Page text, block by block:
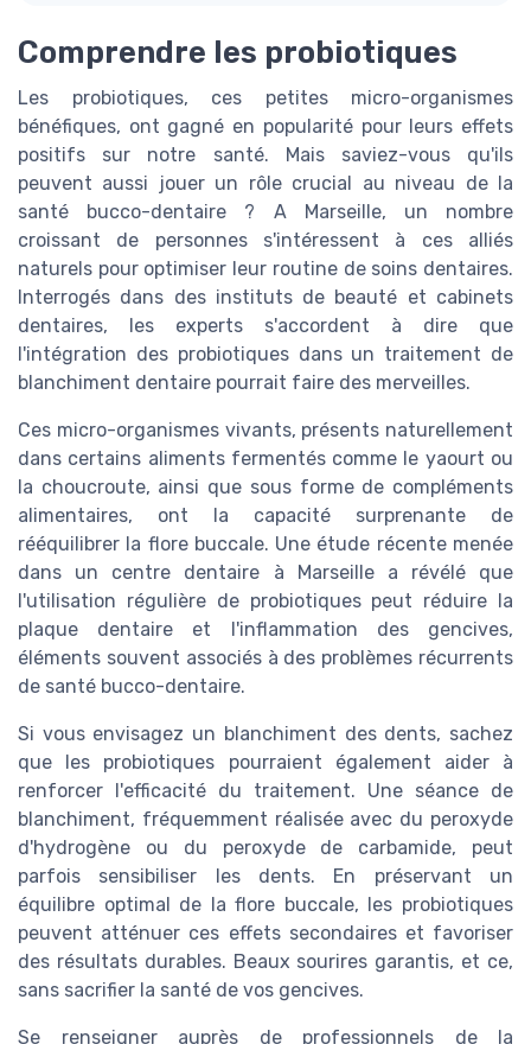
Comprendre les probiotiques
Les probiotiques, ces petites micro-organismes
bénéfiques, ont gagné en popularité pour leurs effets
positifs sur notre santé. Mais saviez-vous qu'ils
peuvent aussi jouer un rôle crucial au niveau de la
santé bucco-dentaire ? A Marseille, un nombre
croissant de personnes s'intéressent à ces alliés
naturels pour optimiser leur routine de soins dentaires.
Interrogés dans des instituts de beauté et cabinets
dentaires, les experts s'accordent à dire que
l'intégration des probiotiques dans un traitement de
blanchiment dentaire pourrait faire des merveilles.
Ces micro-organismes vivants, présents naturellement
dans certains aliments fermentés comme le yaourt ou
la choucroute, ainsi que sous forme de compléments
alimentaires, ont la capacité surprenante de
rééquilibrer la flore buccale. Une étude récente menée
dans un centre dentaire à Marseille a révélé que
l'utilisation régulière de probiotiques peut réduire la
plaque dentaire et l'inflammation des gencives,
éléments souvent associés à des problèmes récurrents
de santé bucco-dentaire.
Si vous envisagez un blanchiment des dents, sachez
que les probiotiques pourraient également aider à
renforcer l'efficacité du traitement. Une séance de
blanchiment, fréquemment réalisée avec du peroxyde
d'hydrogène ou du peroxyde de carbamide, peut
parfois sensibiliser les dents. En préservant un
équilibre optimal de la flore buccale, les probiotiques
peuvent atténuer ces effets secondaires et favoriser
des résultats durables. Beaux sourires garantis, et ce,
sans sacrifier la santé de vos gencives.
Se renseigner auprès de professionnels de la